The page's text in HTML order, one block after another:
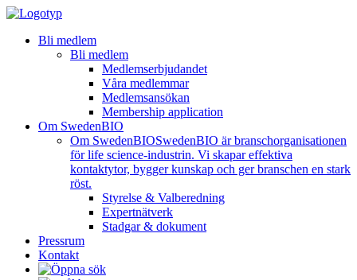
Bli medlem
Bli medlem
Medlemserbjudandet
Våra medlemmar
Medlemsansökan
Membership application
Om SwedenBIO
Om SwedenBIOSwedenBIO är branschorganisationen
för life science-industrin. Vi skapar effektiva
kontaktytor, bygger kunskap och ger branschen en stark
röst.
Styrelse & Valberedning
Expertnätverk
Stadgar & dokument
Pressrum
Kontakt